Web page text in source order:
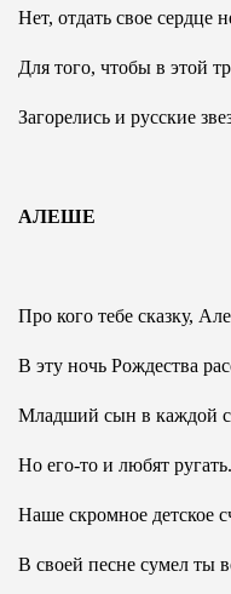
Нет, отдать свое сердце
Для того, чтобы в этой
Загорелись и русские
АЛЕШЕ
Про кого тебе сказку,
В эту ночь Рождества
Младший сын в каждой
Но его-то и любят ругать.
Наше скромное детское
В своей песне сумел ты